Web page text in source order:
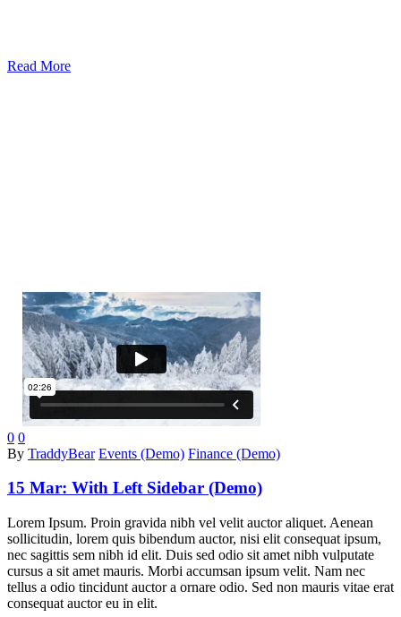
Read More
0 0
By TraddyBear Events (Demo) Finance (Demo)
15 Mar: With Left Sidebar (Demo)
Lorem Ipsum. Proin gravida nibh vel velit auctor aliquet. Aenean
sollicitudin, lorem quis bibendum auctor, nisi elit consequat ipsum,
nec sagittis sem nibh id elit. Duis sed odio sit amet nibh vulputate
cursus a sit amet mauris. Morbi accumsan ipsum velit. Nam nec
tellus a odio tincidunt auctor a ornare odio. Sed non mauris vitae erat
consequat auctor eu in elit.